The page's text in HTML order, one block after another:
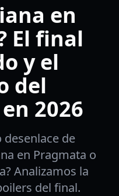
en
El final
y el
del
2026
de
en Pragmata o
Analizamos la
del final.